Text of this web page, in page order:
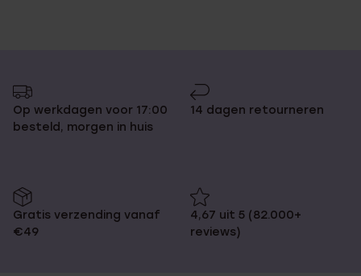
Op werkdagen voor 17:00
besteld, morgen in huis
14 dagen retourneren
Gratis verzending vanaf
€49
4,67 uit 5 (82.000+
reviews)